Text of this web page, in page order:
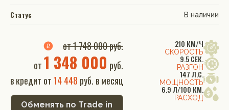
Статус В наличии
210 КМ/Ч
СКОРОСТЬ
9.5 СЕК.
РАЗГОН
147 Л.С.
МОЩНОСТЬ
6.9 Л/100 КМ.
РАСХОД
от 1 748 000 руб.
от1 348 000 руб.
в кредит от14 448 руб. в месяц
Обменять по Trade in